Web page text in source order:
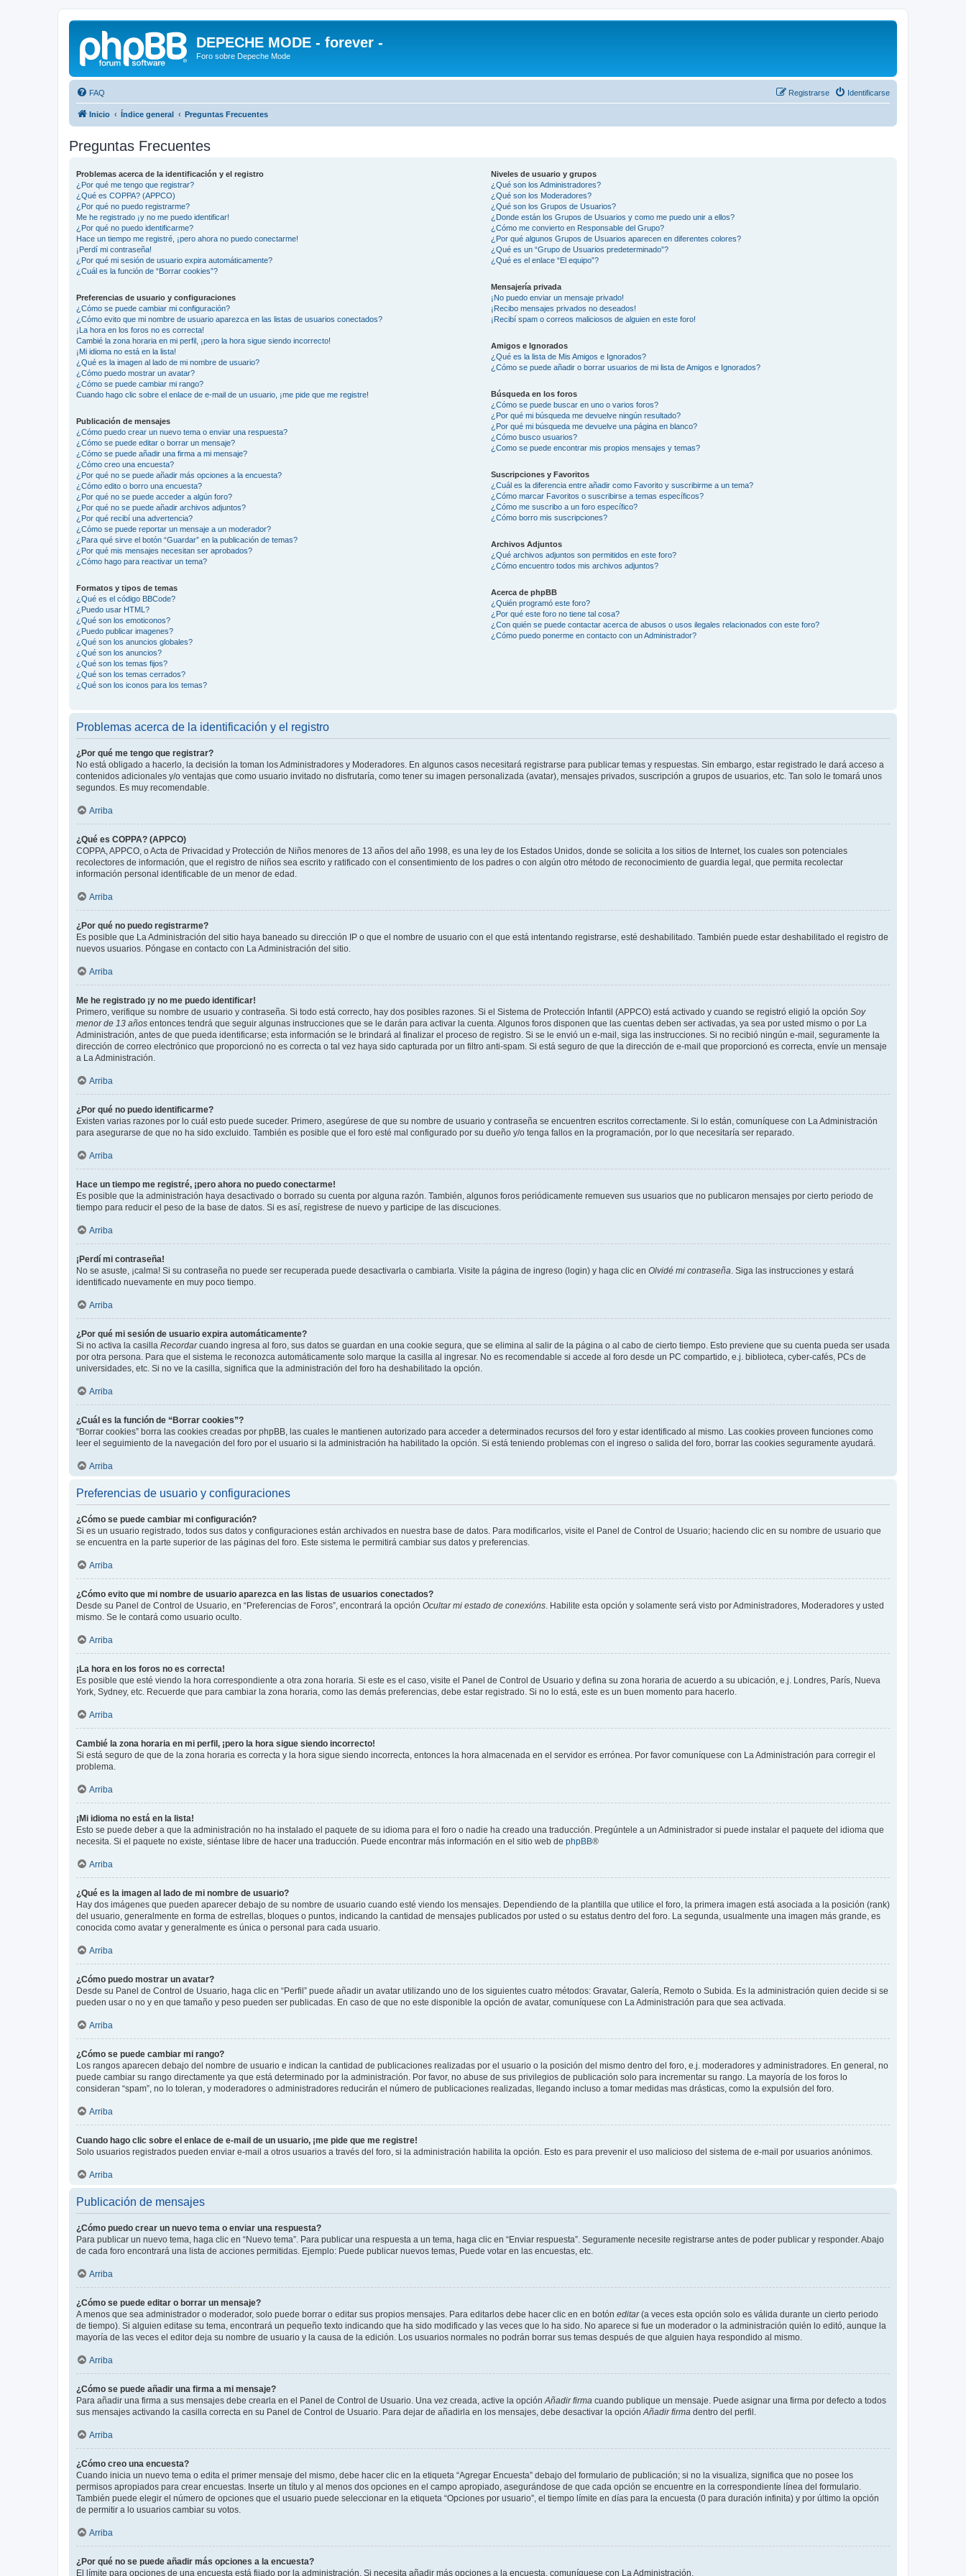
DEPECHE MODE - forever -
Foro sobre Depeche Mode
FAQ Identificarse
Registrarse
Inicio Índice general Preguntas Frecuentes
Preguntas Frecuentes
Problemas acerca de la identificación y el registro
¿Por qué me tengo que registrar?
¿Qué es COPPA? (APPCO)
¿Por qué no puedo registrarme?
Me he registrado ¡y no me puedo identificar!
¿Por qué no puedo identificarme?
Hace un tiempo me registré, ¡pero ahora no puedo conectarme!
¡Perdí mi contraseña!
¿Por qué mi sesión de usuario expira automáticamente?
¿Cuál es la función de “Borrar cookies”?
Preferencias de usuario y configuraciones
¿Cómo se puede cambiar mi configuración?
¿Cómo evito que mi nombre de usuario aparezca en las listas de usuarios conectados?
¡La hora en los foros no es correcta!
Cambié la zona horaria en mi perfil, ¡pero la hora sigue siendo incorrecto!
¡Mi idioma no está en la lista!
¿Qué es la imagen al lado de mi nombre de usuario?
¿Cómo puedo mostrar un avatar?
¿Cómo se puede cambiar mi rango?
Cuando hago clic sobre el enlace de e-mail de un usuario, ¡me pide que me registre!
Publicación de mensajes
¿Cómo puedo crear un nuevo tema o enviar una respuesta?
¿Cómo se puede editar o borrar un mensaje?
¿Cómo se puede añadir una firma a mi mensaje?
¿Cómo creo una encuesta?
¿Por qué no se puede añadir más opciones a la encuesta?
¿Cómo edito o borro una encuesta?
¿Por qué no se puede acceder a algún foro?
¿Por qué no se puede añadir archivos adjuntos?
¿Por qué recibí una advertencia?
¿Cómo se puede reportar un mensaje a un moderador?
¿Para qué sirve el botón “Guardar” en la publicación de temas?
¿Por qué mis mensajes necesitan ser aprobados?
¿Cómo hago para reactivar un tema?
Formatos y tipos de temas
¿Qué es el código BBCode?
¿Puedo usar HTML?
¿Qué son los emoticonos?
¿Puedo publicar imagenes?
¿Qué son los anuncios globales?
¿Qué son los anuncios?
¿Qué son los temas fijos?
¿Qué son los temas cerrados?
¿Qué son los iconos para los temas?
Niveles de usuario y grupos
¿Qué son los Administradores?
¿Qué son los Moderadores?
¿Qué son los Grupos de Usuarios?
¿Donde están los Grupos de Usuarios y como me puedo unir a ellos?
¿Cómo me convierto en Responsable del Grupo?
¿Por qué algunos Grupos de Usuarios aparecen en diferentes colores?
¿Qué es un “Grupo de Usuarios predeterminado”?
¿Qué es el enlace “El equipo”?
Mensajería privada
¡No puedo enviar un mensaje privado!
¡Recibo mensajes privados no deseados!
¡Recibí spam o correos maliciosos de alguien en este foro!
Amigos e Ignorados
¿Qué es la lista de Mis Amigos e Ignorados?
¿Cómo se puede añadir o borrar usuarios de mi lista de Amigos e Ignorados?
Búsqueda en los foros
¿Cómo se puede buscar en uno o varios foros?
¿Por qué mi búsqueda me devuelve ningún resultado?
¿Por qué mi búsqueda me devuelve una página en blanco?
¿Cómo busco usuarios?
¿Como se puede encontrar mis propios mensajes y temas?
Suscripciones y Favoritos
¿Cuál es la diferencia entre añadir como Favorito y suscribirme a un tema?
¿Cómo marcar Favoritos o suscribirse a temas específicos?
¿Cómo me suscribo a un foro específico?
¿Cómo borro mis suscripciones?
Archivos Adjuntos
¿Qué archivos adjuntos son permitidos en este foro?
¿Cómo encuentro todos mis archivos adjuntos?
Acerca de phpBB
¿Quién programó este foro?
¿Por qué este foro no tiene tal cosa?
¿Con quién se puede contactar acerca de abusos o usos ilegales relacionados con este foro?
¿Cómo puedo ponerme en contacto con un Administrador?
Problemas acerca de la identificación y el registro
¿Por qué me tengo que registrar?
No está obligado a hacerlo, la decisión la toman los Administradores y Moderadores. En algunos casos necesitará registrarse para publicar temas y respuestas. Sin embargo, estar registrado le dará acceso a
contenidos adicionales y/o ventajas que como usuario invitado no disfrutaría, como tener su imagen personalizada (avatar), mensajes privados, suscripción a grupos de usuarios, etc. Tan solo le tomará unos
segundos. Es muy recomendable.
Arriba
¿Qué es COPPA? (APPCO)
COPPA, APPCO, o Acta de Privacidad y Protección de Niños menores de 13 años del año 1998, es una ley de los Estados Unidos, donde se solicita a los sitios de Internet, los cuales son potenciales
recolectores de información, que el registro de niños sea escrito y ratificado con el consentimiento de los padres o con algún otro método de reconocimiento de guardia legal, que permita recolectar
información personal identificable de un menor de edad.
Arriba
¿Por qué no puedo registrarme?
Es posible que La Administración del sitio haya baneado su dirección IP o que el nombre de usuario con el que está intentando registrarse, esté deshabilitado. También puede estar deshabilitado el registro de
nuevos usuarios. Póngase en contacto con La Administración del sitio.
Arriba
Me he registrado ¡y no me puedo identificar!
Primero, verifique su nombre de usuario y contraseña. Si todo está correcto, hay dos posibles razones. Si el Sistema de Protección Infantil (APPCO) está activado y cuando se registró eligió la opción Soy
menor de 13 años entonces tendrá que seguir algunas instrucciones que se le darán para activar la cuenta. Algunos foros disponen que las cuentas deben ser activadas, ya sea por usted mismo o por La
Administración, antes de que pueda identificarse; esta información se le brindará al finalizar el proceso de registro. Si se le envió un e-mail, siga las instrucciones. Si no recibió ningún e-mail, seguramente la
dirección de correo electrónico que proporcionó no es correcta o tal vez haya sido capturada por un filtro anti-spam. Si está seguro de que la dirección de e-mail que proporcionó es correcta, envíe un mensaje
a La Administración.
Arriba
¿Por qué no puedo identificarme?
Existen varias razones por lo cuál esto puede suceder. Primero, asegúrese de que su nombre de usuario y contraseña se encuentren escritos correctamente. Si lo están, comuníquese con La Administración
para asegurarse de que no ha sido excluido. También es posible que el foro esté mal configurado por su dueño y/o tenga fallos en la programación, por lo que necesitaría ser reparado.
Arriba
Hace un tiempo me registré, ¡pero ahora no puedo conectarme!
Es posible que la administración haya desactivado o borrado su cuenta por alguna razón. También, algunos foros periódicamente remueven sus usuarios que no publicaron mensajes por cierto periodo de
tiempo para reducir el peso de la base de datos. Si es así, registrese de nuevo y participe de las discuciones.
Arriba
¡Perdí mi contraseña!
No se asuste, ¡calma! Si su contraseña no puede ser recuperada puede desactivarla o cambiarla. Visite la página de ingreso (login) y haga clic en Olvidé mi contraseña . Siga las instrucciones y estará
identificado nuevamente en muy poco tiempo.
Arriba
¿Por qué mi sesión de usuario expira automáticamente?
Si no activa la casilla Recordarcuando ingresa al foro, sus datos se guardan en una cookie segura, que se elimina al salir de la página o al cabo de cierto tiempo. Esto previene que su cuenta pueda ser usada
por otra persona. Para que el sistema le reconozca automáticamente solo marque la casilla al ingresar. No es recomendable si accede al foro desde un PC compartido, e.j. biblioteca, cyber-cafés, PCs de
universidades, etc. Si no ve la casilla, significa que la administración del foro ha deshabilitado la opción.
Arriba
¿Cuál es la función de “Borrar cookies”?
“Borrar cookies” borra las cookies creadas por phpBB, las cuales le mantienen autorizado para acceder a determinados recursos del foro y estar identificado al mismo. Las cookies proveen funciones como
leer el seguimiento de la navegación del foro por el usuario si la administración ha habilitado la opción. Si está teniendo problemas con el ingreso o salida del foro, borrar las cookies seguramente ayudará.
Arriba
Preferencias de usuario y configuraciones
¿Cómo se puede cambiar mi configuración?
Si es un usuario registrado, todos sus datos y configuraciones están archivados en nuestra base de datos. Para modificarlos, visite el Panel de Control de Usuario; haciendo clic en su nombre de usuario que
se encuentra en la parte superior de las páginas del foro. Este sistema le permitirá cambiar sus datos y preferencias.
Arriba
¿Cómo evito que mi nombre de usuario aparezca en las listas de usuarios conectados?
Desde su Panel de Control de Usuario, en “Preferencias de Foros”, encontrará la opción Ocultar mi estado de conexións . Habilite esta opción y solamente será visto por Administradores, Moderadores y usted
mismo. Se le contará como usuario oculto.
Arriba
¡La hora en los foros no es correcta!
Es posible que esté viendo la hora correspondiente a otra zona horaria. Si este es el caso, visite el Panel de Control de Usuario y defina su zona horaria de acuerdo a su ubicación, e.j. Londres, París, Nueva
York, Sydney, etc. Recuerde que para cambiar la zona horaria, como las demás preferencias, debe estar registrado. Si no lo está, este es un buen momento para hacerlo.
Arriba
Cambié la zona horaria en mi perfil, ¡pero la hora sigue siendo incorrecto!
Si está seguro de que de la zona horaria es correcta y la hora sigue siendo incorrecta, entonces la hora almacenada en el servidor es errónea. Por favor comuníquese con La Administración para corregir el
problema.
Arriba
¡Mi idioma no está en la lista!
Esto se puede deber a que la administración no ha instalado el paquete de su idioma para el foro o nadie ha creado una traducción. Pregúntele a un Administrador si puede instalar el paquete del idioma que
necesita. Si el paquete no existe, siéntase libre de hacer una traducción. Puede encontrar más información en el sitio web de phpBB®
Arriba
¿Qué es la imagen al lado de mi nombre de usuario?
Hay dos imágenes que pueden aparecer debajo de su nombre de usuario cuando esté viendo los mensajes. Dependiendo de la plantilla que utilice el foro, la primera imagen está asociada a la posición (rank)
del usuario, generalmente en forma de estrellas, bloques o puntos, indicando la cantidad de mensajes publicados por usted o su estatus dentro del foro. La segunda, usualmente una imagen más grande, es
conocida como avatar y generalmente es única o personal para cada usuario.
Arriba
¿Cómo puedo mostrar un avatar?
Desde su Panel de Control de Usuario, haga clic en “Perfil” puede añadir un avatar utilizando uno de los siguientes cuatro métodos: Gravatar, Galería, Remoto o Subida. Es la administración quien decide si se
pueden usar o no y en que tamaño y peso pueden ser publicadas. En caso de que no este disponible la opción de avatar, comuníquese con La Administración para que sea activada.
Arriba
¿Cómo se puede cambiar mi rango?
Los rangos aparecen debajo del nombre de usuario e indican la cantidad de publicaciones realizadas por el usuario o la posición del mismo dentro del foro, e.j. moderadores y administradores. En general, no
puede cambiar su rango directamente ya que está determinado por la administración. Por favor, no abuse de sus privilegios de publicación solo para incrementar su rango. La mayoría de los foros lo
consideran “spam”, no lo toleran, y moderadores o administradores reducirán el número de publicaciones realizadas, llegando incluso a tomar medidas mas drásticas, como la expulsión del foro.
Arriba
Cuando hago clic sobre el enlace de e-mail de un usuario, ¡me pide que me registre!
Solo usuarios registrados pueden enviar e-mail a otros usuarios a través del foro, si la administración habilita la opción. Esto es para prevenir el uso malicioso del sistema de e-mail por usuarios anónimos.
Arriba
Publicación de mensajes
¿Cómo puedo crear un nuevo tema o enviar una respuesta?
Para publicar un nuevo tema, haga clic en “Nuevo tema”. Para publicar una respuesta a un tema, haga clic en “Enviar respuesta”. Seguramente necesite registrarse antes de poder publicar y responder. Abajo
de cada foro encontrará una lista de acciones permitidas. Ejemplo: Puede publicar nuevos temas, Puede votar en las encuestas, etc.
Arriba
¿Cómo se puede editar o borrar un mensaje?
A menos que sea administrador o moderador, solo puede borrar o editar sus propios mensajes. Para editarlos debe hacer clic en en botón editar(a veces esta opción solo es válida durante un cierto periodo
de tiempo). Si alguien editase su tema, encontrará un pequeño texto indicando que ha sido modificado y las veces que lo ha sido. No aparece si fue un moderador o la administración quién lo editó, aunque la
mayoría de las veces el editor deja su nombre de usuario y la causa de la edición. Los usuarios normales no podrán borrar sus temas después de que alguien haya respondido al mismo.
Arriba
¿Cómo se puede añadir una firma a mi mensaje?
Para añadir una firma a sus mensajes debe crearla en el Panel de Control de Usuario. Una vez creada, active la opción Añadir firma cuando publique un mensaje. Puede asignar una firma por defecto a todos
sus mensajes activando la casilla correcta en su Panel de Control de Usuario. Para dejar de añadirla en los mensajes, debe desactivar la opción Añadir firma dentro del perfil.
Arriba
¿Cómo creo una encuesta?
Cuando inicia un nuevo tema o edita el primer mensaje del mismo, debe hacer clic en la etiqueta “Agregar Encuesta” debajo del formulario de publicación; si no la visualiza, significa que no posee los
permisos apropiados para crear encuestas. Inserte un título y al menos dos opciones en el campo apropiado, asegurándose de que cada opción se encuentre en la correspondiente línea del formulario.
También puede elegir el número de opciones que el usuario puede seleccionar en la etiqueta “Opciones por usuario”, el tiempo límite en días para la encuesta (0 para duración infinita) y por último la opción
de permitir a lo usuarios cambiar su votos.
Arriba
¿Por qué no se puede añadir más opciones a la encuesta?
El límite para opciones de una encuesta está fijado por la administración. Si necesita añadir más opciones a la encuesta, comuníquese con La Administración.